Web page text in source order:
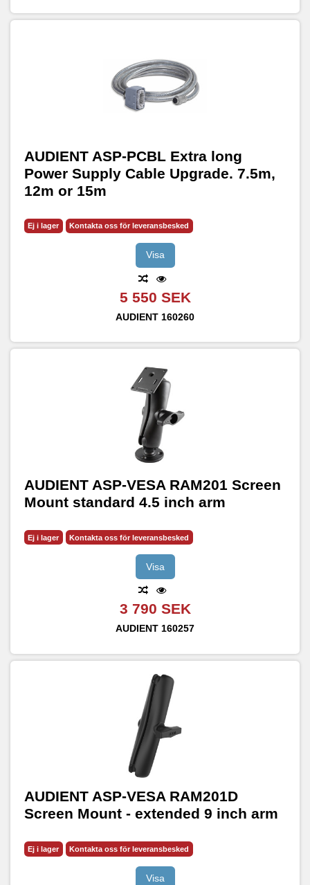
AUDIENT ASP-PCBL Extra long
Power Supply Cable Upgrade. 7.5m,
12m or 15m
Ej i lager Kontakta oss för leveransbesked
Visa
5 550 SEK
AUDIENT 160260
AUDIENT ASP-VESA RAM201 Screen
Mount standard 4.5 inch arm
Ej i lager Kontakta oss för leveransbesked
Visa
3 790 SEK
AUDIENT 160257
AUDIENT ASP-VESA RAM201D
Screen Mount - extended 9 inch arm
Ej i lager Kontakta oss för leveransbesked
Visa